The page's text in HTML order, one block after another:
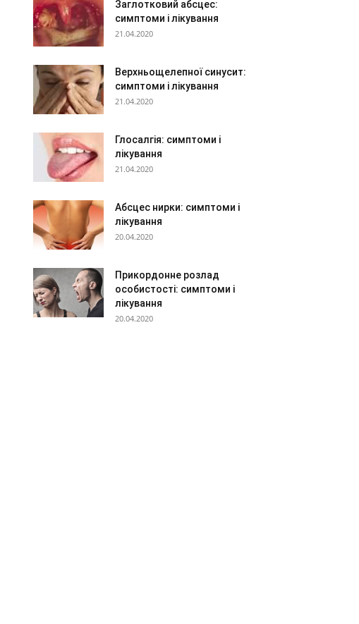
Заглотковий абсцес:
симптоми і лікування
21.04.2020
Верхньощелепної синусит:
симптоми і лікування
21.04.2020
Глосалгія: симптоми і
лікування
21.04.2020
Абсцес нирки: симптоми і
лікування
20.04.2020
Прикордонне розлад
особистості: симптоми і
лікування
20.04.2020